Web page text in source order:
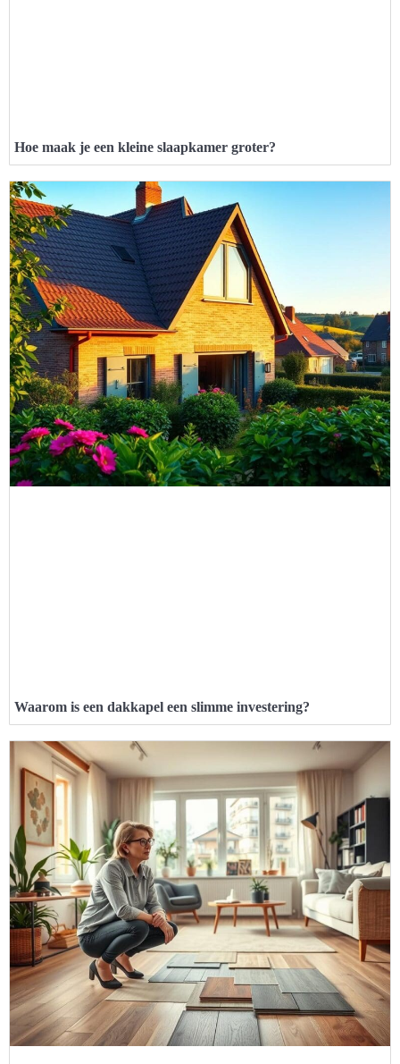
Hoe maak je een kleine slaapkamer groter?
Waarom is een dakkapel een slimme investering?